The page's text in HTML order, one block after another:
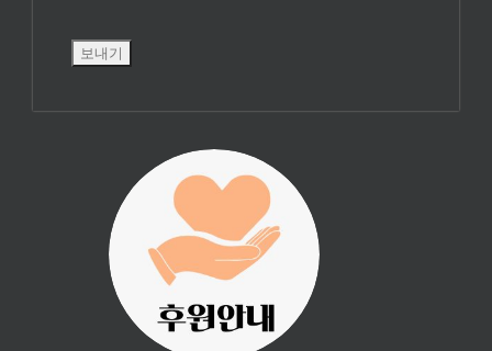
진리횃불 사역은
여러분의 후원으
로 이루어집니다.